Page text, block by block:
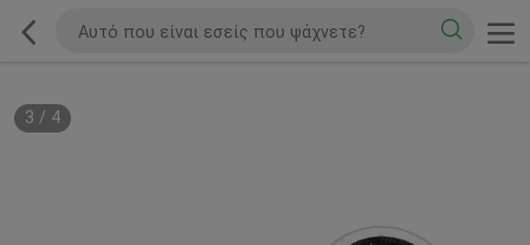
3 / 4